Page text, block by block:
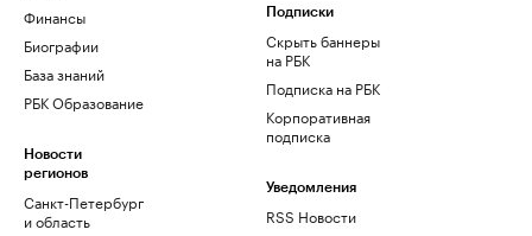
Финансы
Биографии
База знаний
РБК Образование
Новости
регионов
Санкт-Петербург
и область
Подписки
Скрыть баннеры
на РБК
Подписка на РБК
Корпоративная
подписка
Уведомления
RSS Новости